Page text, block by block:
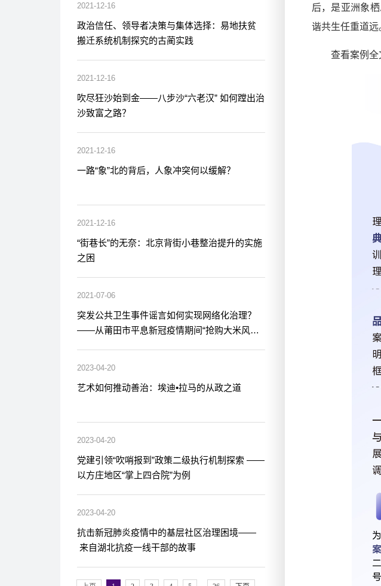
2021-12-16
政治信任、领导者决策与集体选择：易地扶贫
搬迁系统机制探究的古蔺实践
2021-12-16
吹尽狂沙始到金——八步沙“六老汉” 如何蹚出治
沙致富之路？
2021-12-16
一路“象”北的背后，人象冲突何以缓解？
2021-12-16
“街巷长”的无奈：北京背街小巷整治提升的实施
之困
2021-07-06
突发公共卫生事件谣言如何实现网络化治理？
——从莆田市平息新冠疫情期间“抢购大米风波”
2023-04-20
艺术如何推动善治：埃迪•拉马的从政之道
2023-04-20
党建引领“吹哨报到”政策二级执行机制探索 ——
以方庄地区“掌上四合院”为例
2023-04-20
抗击新冠肺炎疫情中的基层社区治理困境——
来自湖北抗疫一线干部的故事
后，是亚洲象
谐共生任重道远
查看案例全